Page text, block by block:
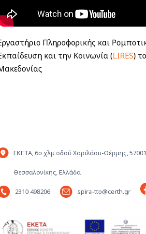
Πληροφορικής και
και την Κοινωνία (LIRES)
ΕΚΕΤΑ, 6ο χλμ οδού Χαριλάου-Θέρμης,
Θεσσαλονίκης, Ελλάδα
2310 498206 spira-tto@certh.gr